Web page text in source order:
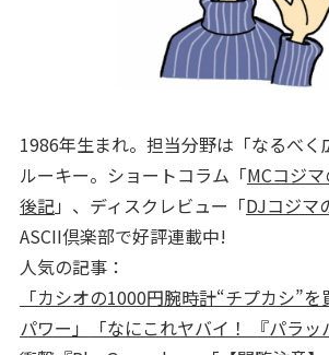
1986年生まれ。担当分野は「なるべく
ルーキー。ショートコラム「MCコジ
後記」、ディスクレビュー「DJコジマ
ASCII倶楽部で好評連載中!
人気の記事：
「カシオの1000円腕時計“チプカシ”
パワー」
「なにこれヤバイ！ 『パラ